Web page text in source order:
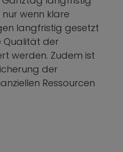
wenn klare
langfristig gesetzt
Qualität der
werden. Zudem ist
der
Ressourcen